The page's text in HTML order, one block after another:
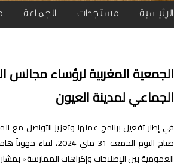
الرئيسية مستجدات الجماعة
الجمعية المغربية لرؤساء مجالس
الجماعي لمدينة العيون
في إطار تفعيل برنامج عملها وتعزيز التواصل مع
صباح اليوم الجمعة 31
العمومية بين الإصلاحات وإكراهات الممارسة»